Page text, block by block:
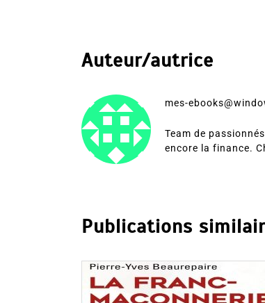
Auteur/autrice
mes-
Team de
encore la finance.
Publications